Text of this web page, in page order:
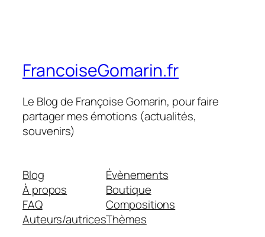
FrancoiseGomarin.fr
Le Blog de Françoise Gomarin, pour faire
partager mes émotions (actualités,
souvenirs)
Blog
À propos
FAQ
Auteurs/autrices
Évènements
Boutique
Compositions
Thèmes